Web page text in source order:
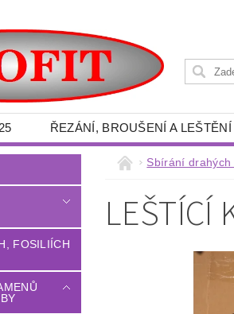
ŘEZÁNÍ, BROUŠENÍ A
A MINERÁLŮ - POTŘEBY
POMŮCKY
DŮM - ZAHRADA
- VYSOKOZDVIŽNÉ VOZÍKY
FOSILIÍCH
Sbírání
LEŠTÍCÍ